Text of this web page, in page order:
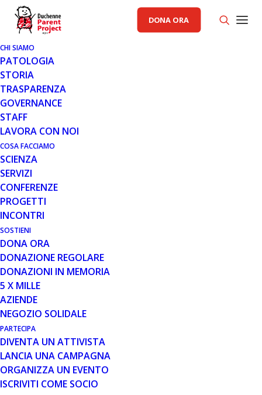
DONA ORA
CHI SIAMO
PATOLOGIA
STORIA
TRASPARENZA
GOVERNANCE
STAFF
LAVORA CON NOI
COSA FACCIAMO
SCIENZA
SERVIZI
CONFERENZE
PROGETTI
INCONTRI
SOSTIENI
DONA ORA
DONAZIONE REGOLARE
DONAZIONI IN MEMORIA
5 X MILLE
AZIENDE
NEGOZIO SOLIDALE
PARTECIPA
DIVENTA UN ATTIVISTA
LANCIA UNA CAMPAGNA
ORGANIZZA UN EVENTO
ISCRIVITI COME SOCIO
RACCOLTA FONDI PP
29 GIU 2018
“PEDALANDO PER LA RICERCA”
AD AVEZZANO PER COMBATTERE
LA DISTROFIA
L’iniziativa a favore di Parent Project contro la distrofia
muscolare di Duchenne e Becker
Domenica 8 luglio 2018
Ritrovo alle 8.30 presso Bike Park MTB Avezzano (AQ)
Domenica 8 luglio, ad Avezzano (AQ), si svolgerà
“Pedalando per la ricerca”: una giornata dedicata agli
amanti della mountain bike, finalizzata a sostenere la
ricerca scientifica sulla distrofia muscolare di Duchenne